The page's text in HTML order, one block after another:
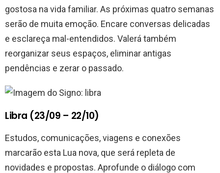
gostosa na vida familiar. As próximas quatro semanas
serão de muita emoção. Encare conversas delicadas
e esclareça mal-entendidos. Valerá também
reorganizar seus espaços, eliminar antigas
pendências e zerar o passado.
Libra (23/09 – 22/10)
Estudos, comunicações, viagens e conexões
marcarão esta Lua nova, que será repleta de
novidades e propostas. Aprofunde o diálogo com